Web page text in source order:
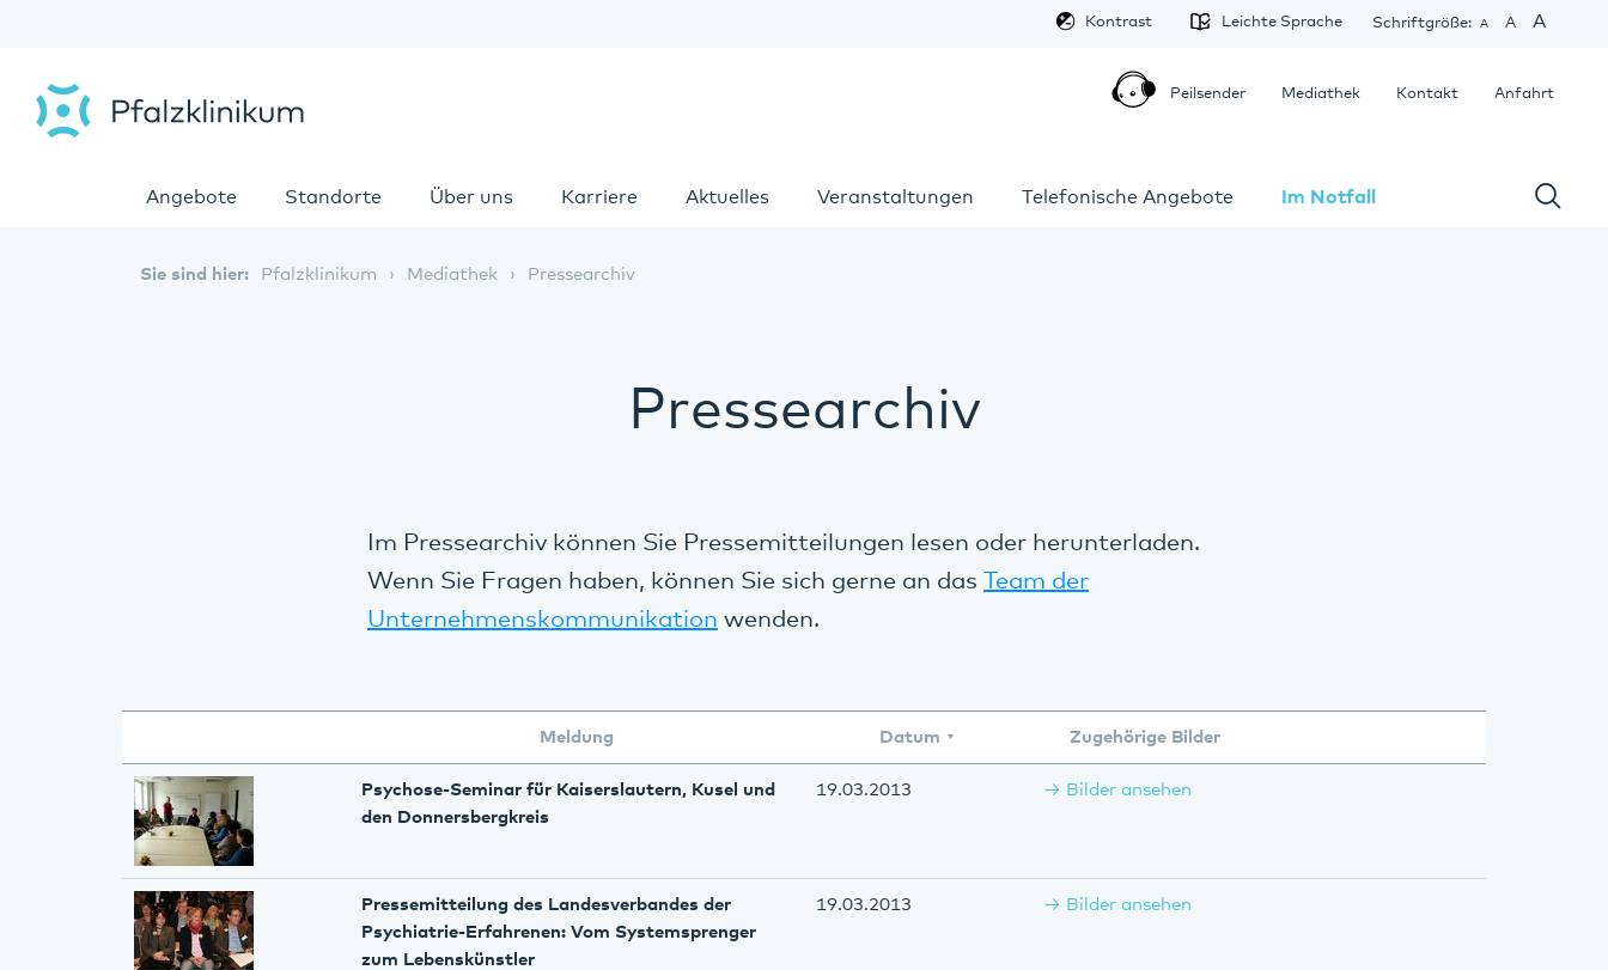
Angebote Standorte Über uns Karriere Aktuelles Veranstaltungen Telefonische Angebote Im Notfall
Schriftgröße: A A A
Leichte Sprache
Kontrast
Anfahrt
Kontakt
Mediathek
Peilsender
Sie sind hier: Pfalzklinikum Mediathek Pressearchiv
Pressearchiv
Im Pressearchiv können Sie Pressemitteilungen lesen oder herunterladen.
Wenn Sie Fragen haben, können Sie sich gerne an das
Team der
Unternehmenskommunikation wenden.
Meldung Datum Zugehörige Bilder
Psychose-Seminar für Kaiserslautern, Kusel und
den Donnersbergkreis
19.03.2013 Bilder ansehen
Pressemitteilung des Landesverbandes der
Psychiatrie-Erfahrenen: Vom Systemsprenger
zum Lebenskünstler
19.03.2013 Bilder ansehen